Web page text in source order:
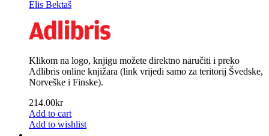
Elis Bektaš
Klikom na logo, knjigu možete direktno naručiti i preko
Adlibris online knjižara (link vrijedi samo za teritorij Švedske,
Norveške i Finske).
214.00kr
Add to cart
Add to wishlist